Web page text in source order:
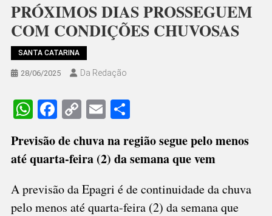
PRÓXIMOS DIAS PROSSEGUEM
COM CONDIÇÕES CHUVOSAS
SANTA CATARINA
28/06/2025 Da Redação
WhatsApp
Facebook
CopyEmailShare
Previsão de chuva na região segue pelo menos
até quarta-feira (2) da semana que vem
A previsão da Epagri é de continuidade da chuva
pelo menos até quarta-feira (2) da semana que